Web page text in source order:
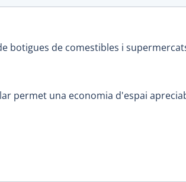
botigues de comestibles i
permet una economia d'espai